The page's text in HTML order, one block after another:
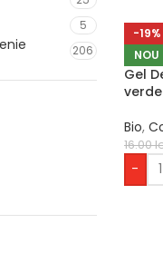
5
206
-19%
NOU
Gel
Bio,
16.00
-